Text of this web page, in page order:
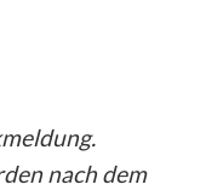
nach dem